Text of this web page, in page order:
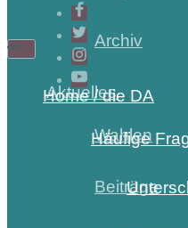
Archiv
Aktuelles
Wahlen
Beiträge
Navigations-
Navigations-
Home / die DA
Häufige